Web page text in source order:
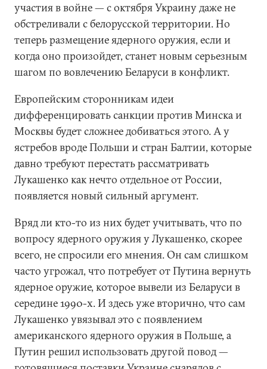
участия в войне — с октября Украину даже не
обстреливали с белорусской территории. Но
теперь размещение ядерного оружия, если и
когда оно произойдет, станет новым серьезным
шагом по вовлечению Беларуси в конфликт.
Европейским сторонникам идеи
дифференцировать санкции против Минска и
Москвы будет сложнее добиваться этого. А у
ястребов вроде Польши и стран Балтии, которые
давно требуют перестать рассматривать
Лукашенко как нечто отдельное от России,
появляется новый сильный аргумент.
Вряд ли кто-то из них будет учитывать, что по
вопросу ядерного оружия у Лукашенко, скорее
всего, не спросили его мнения. Он сам слишком
часто угрожал, что потребует от Путина вернуть
ядерное оружие, которое вывели из Беларуси в
середине 1990-х. И здесь уже вторично, что сам
Лукашенко увязывал это с появлением
американского ядерного оружия в Польше, а
Путин решил использовать другой повод —